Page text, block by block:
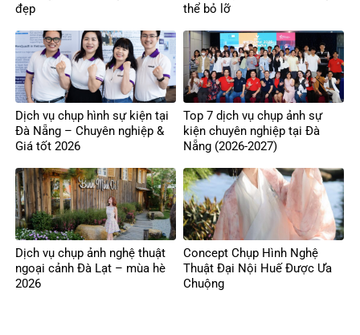
đẹp
thể bỏ lỡ
Dịch vụ chụp hình sự kiện tại
Đà Nẵng – Chuyên nghiệp &
Giá tốt 2026
Top 7 dịch vụ chụp ảnh sự
kiện chuyên nghiệp tại Đà
Nẵng (2026-2027)
Dịch vụ chụp ảnh nghệ thuật
ngoại cảnh Đà Lạt – mùa hè
2026
Concept Chụp Hình Nghệ
Thuật Đại Nội Huế Được Ưa
Chuộng